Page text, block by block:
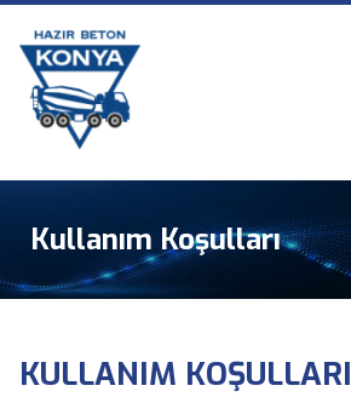
Ana
içeriğe
atla
Kullanım Koşulları
KULLANIM KOŞULLARI